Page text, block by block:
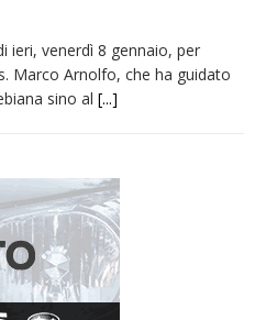
mons. Marco Arnolfo
ieri, venerdì 8 gennaio, per
Marco Arnolfo, che ha guidato
sino al [...]